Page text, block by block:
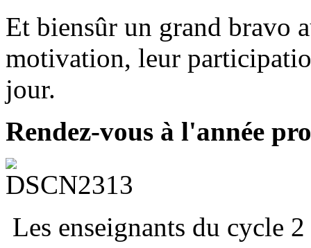
Et biensûr un grand bravo
motivation, leur
jour.
Rendez-vous à l'année
Les enseignants du cycle 2